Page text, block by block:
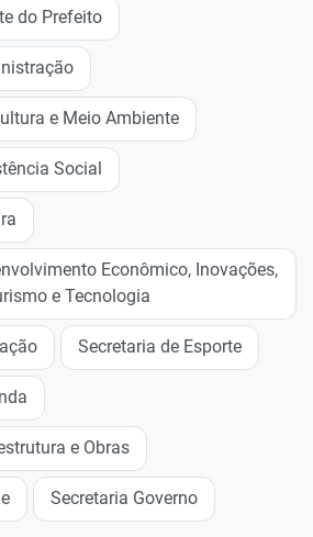
do Prefeito
e Meio Ambiente
Social
Econômico, Inovações,
e Tecnologia
Secretaria de Esporte
e Obras
Secretaria Governo